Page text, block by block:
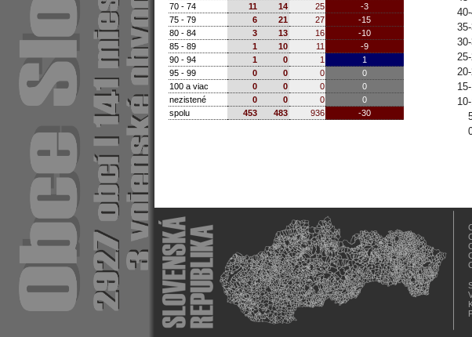
70 - 74
11 14 25
-3
75 - 79
6 21 27
-15
80 - 84
3 13 16
-10
85 - 89
1 10 11
-9
90 - 94
1 0 1
1
95 - 99
0 0 0
0
100 a viac
0 0 0
0
nezistené
0 0 0
0
spolu
453 483 936 -30